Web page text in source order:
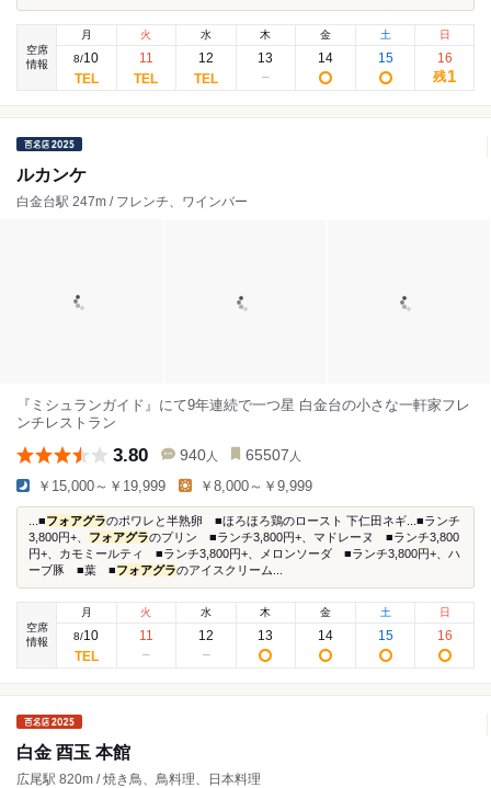
空席
情報
月
8/10
火
11
水
12
木
13
金
14
土
15
日
16
残1
ルカンケ
白金台駅 247m / フレンチ、ワインバー
『ミシュランガイド』にて9年連続で一つ星 白金台の小さな一軒家フレ
ンチレストラン
3.80 940 人 65507 人
￥15,000～￥19,999 ￥8,000～￥9,999
...■フォアグラのポワレと半熟卵 ■ほろほろ鶏のロースト 下仁田ネギ...■ランチ
3,800円+、 フォアグラのプリン ■ランチ3,800円+、マドレーヌ ■ランチ3,800
円+、カモミールティ ■ランチ3,800円+、メロンソーダ ■ランチ3,800円+、ハ
ーブ豚 ■葉 ■フォアグラのアイスクリーム...
空席
情報
月
8/10
火
11
水
12
木
13
金
14
土
15
日
16
白金 酉玉 本館
広尾駅 820m / 焼き鳥、鳥料理、日本料理